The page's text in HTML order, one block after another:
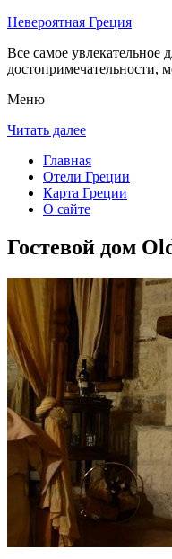
Невероятная Греция
Все самое увлекательное
достопримечательности,
Меню
Читать далее
Главная
Отели Греции
Карта Греции
О сайте
Гостевой дом